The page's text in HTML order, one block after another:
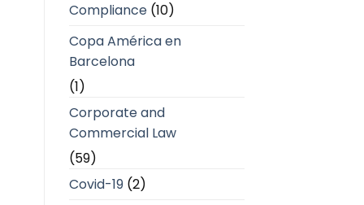
Compliance(10)
Copa América en
Barcelona
(1)
Corporate and
Commercial Law
(59)
Covid-19(2)